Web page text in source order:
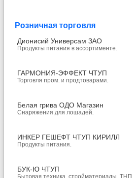
Розничная торговля
Дионисий Универсам ЗАО
Продукты питания в ассортименте.
ГАРМОНИЯ-ЭФФЕКТ ЧТУП
Торговля пром. и продтоварами.
Белая грива ОДО Магазин
Снаряжения для лошадей.
ИНКЕР ГЕШЕФТ ЧТУП КИРИЛЛ
Продукты питания.
БУК-Ю ЧТУП
Бытовая техника, стройматериалы, ТНП.